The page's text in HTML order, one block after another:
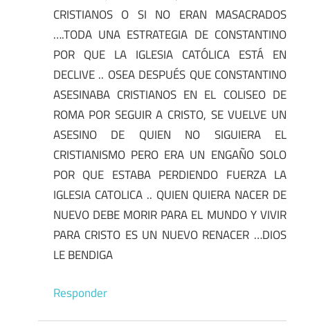
CRISTIANOS O SI NO ERAN MASACRADOS
….TODA UNA ESTRATEGIA DE CONSTANTINO
POR QUE LA IGLESIA CATÓLICA ESTÁ EN
DECLIVE .. OSEA DESPUÉS QUE CONSTANTINO
ASESINABA CRISTIANOS EN EL COLISEO DE
ROMA POR SEGUIR A CRISTO, SE VUELVE UN
ASESINO DE QUIEN NO SIGUIERA EL
CRISTIANISMO PERO ERA UN ENGAÑO SOLO
POR QUE ESTABA PERDIENDO FUERZA LA
IGLESIA CATOLICA .. QUIEN QUIERA NACER DE
NUEVO DEBE MORIR PARA EL MUNDO Y VIVIR
PARA CRISTO ES UN NUEVO RENACER …DIOS
LE BENDIGA
Responder